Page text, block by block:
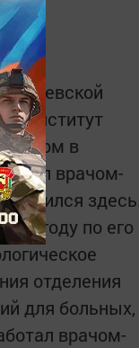
институт
в
врачом-
году по его
отделения
для больных,
врачом-